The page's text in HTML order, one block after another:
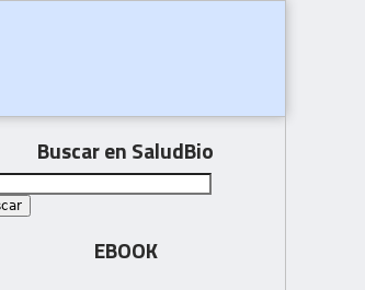
Buscar en SaludBio
EBOOK